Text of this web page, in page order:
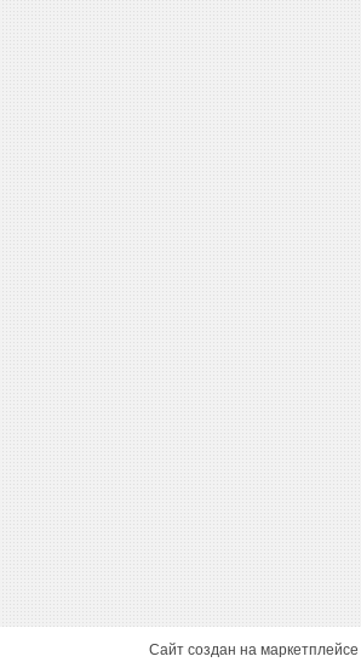
Сайт создан на маркетплейсе